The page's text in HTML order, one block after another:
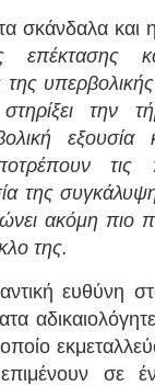
σκάνδαλα
επέκτασης
την
εξουσία
τις
της
ακόμη πιο
της.
ευθύνη
σε